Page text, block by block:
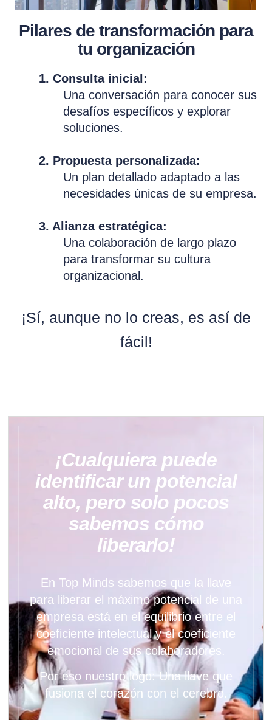
Pilares de transformación para
tu organización
1. Consulta inicial:
Una conversación para conocer sus
desafíos específicos y explorar
soluciones.
2. Propuesta personalizada:
Un plan detallado adaptado a las
necesidades únicas de su empresa.
3. Alianza estratégica:
Una colaboración de largo plazo
para transformar su cultura
organizacional.
¡Sí, aunque no lo creas, es así de
fácil!
¡Cualquiera puede
identificar un potencial
alto, pero solo pocos
sabemos cómo
liberarlo!
En Top Minds sabemos que la llave
para liberar el máximo potencial de una
empresa está en el equilibrio entre el
coeficiente intelectual y el coeficiente
emocional de sus colaboradores.
Por eso nuestro logo: Una llave que
fusiona el corazón con el cerebro.